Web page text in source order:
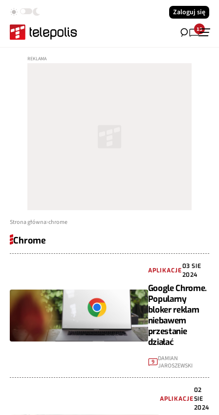
Zaloguj się
13
Strona główna chrome
Chrome
APLIKACJE
03 SIE
2024
Google Chrome.
Popularny
bloker reklam
niebawem
przestanie
działać
9
DAMIAN
JAROSZEWSKI
APLIKACJE
02
SIE
2024